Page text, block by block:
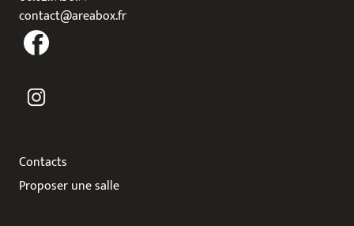
contact@areabox.fr
Contacts
Proposer une salle